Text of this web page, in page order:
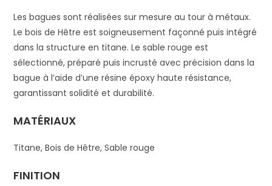
Les bagues sont réalisées sur mesure au tour à métaux.
Le bois de Hêtre est soigneusement façonné puis intégré
dans la structure en titane. Le sable rouge est
sélectionné, préparé puis incrusté avec précision dans la
bague à l’aide d’une résine époxy haute résistance,
garantissant solidité et durabilité.
MATÉRIAUX
Titane, Bois de Hêtre, Sable rouge
FINITION